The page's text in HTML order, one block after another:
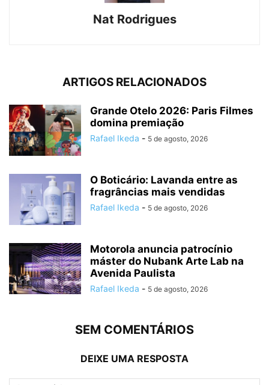
Nat Rodrigues
ARTIGOS RELACIONADOS
Grande Otelo 2026: Paris Filmes
domina premiação
Rafael Ikeda - 5 de agosto, 2026
O Boticário: Lavanda entre as
fragrâncias mais vendidas
Rafael Ikeda - 5 de agosto, 2026
Motorola anuncia patrocínio
máster do Nubank Arte Lab na
Avenida Paulista
Rafael Ikeda - 5 de agosto, 2026
SEM COMENTÁRIOS
DEIXE UMA RESPOSTA